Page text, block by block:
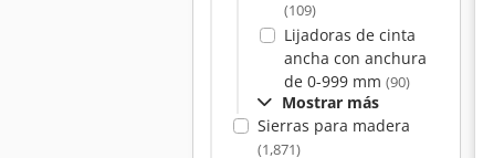
(109)
Lijadoras de cinta
ancha con anchura
de 0-999 mm (90)
Mostrar más
Sierras para madera
(1,871)